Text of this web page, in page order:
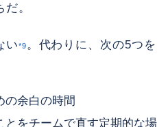
。
い*9。代わりに、次の5つを
の余白の時間
とをチームで直す定期的な場